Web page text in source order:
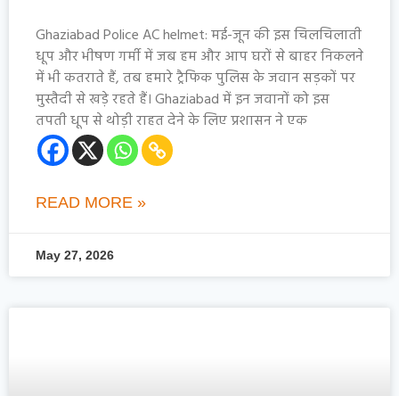
Ghaziabad Police AC helmet: मई-जून की इस चिलचिलाती
धूप और भीषण गर्मी में जब हम और आप घरों से बाहर निकलने
में भी कतराते हैं, तब हमारे ट्रैफिक पुलिस के जवान सड़कों पर
मुस्तैदी से खड़े रहते हैं। Ghaziabad में इन जवानों को इस
तपती धूप से थोड़ी राहत देने के लिए प्रशासन ने एक
READ MORE »
May 27, 2026